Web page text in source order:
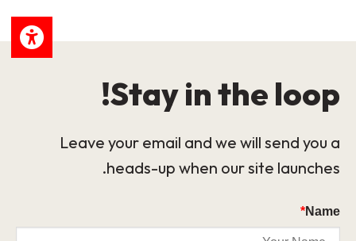
Stay in the loop!
Leave your email and we will send you a
heads-up when our site launches.
Name
*